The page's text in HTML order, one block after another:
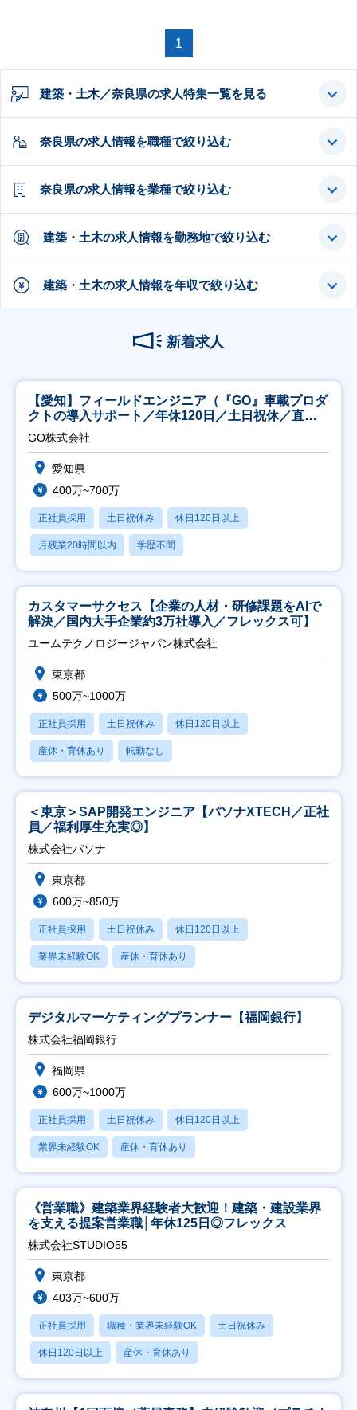
1
建築・土木／奈良県の求人特集一覧を見る
奈良県の求人情報を職種で絞り込む
奈良県の求人情報を業種で絞り込む
建築・土木の求人情報を勤務地で絞り込む
建築・土木の求人情報を年収で絞り込む
新着求人
【愛知】フィールドエンジニア（『GO』車載プロダ
クトの導入サポート／年休120日／土日祝休／直行
直帰
GO株式会社
愛知県
400万~700万
正社員採用 土日祝休み 休日120日以上
月残業20時間以内 学歴不問
カスタマーサクセス【企業の人材・研修課題をAIで
解決／国内大手企業約3万社導入／フレックス可】
ユームテクノロジージャパン株式会社
東京都
500万~1000万
正社員採用 土日祝休み 休日120日以上
産休・育休あり 転勤なし
＜東京＞SAP開発エンジニア【パソナXTECH／正社
員／福利厚生充実◎】
株式会社パソナ
東京都
600万~850万
正社員採用 土日祝休み 休日120日以上
業界未経験OK 産休・育休あり
デジタルマーケティングプランナー【福岡銀行】
株式会社福岡銀行
福岡県
600万~1000万
正社員採用 土日祝休み 休日120日以上
業界未経験OK 産休・育休あり
《営業職》建築業界経験者大歓迎！建築・建設業界
を支える提案営業職│年休125日◎フレックス
株式会社STUDIO55
東京都
403万~600万
正社員採用 職種・業界未経験OK 土日祝休み
休日120日以上 産休・育休あり